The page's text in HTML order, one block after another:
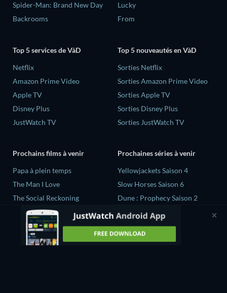
Spider-Man: Brand New Day
Backrooms
Lucky
From
Top 5 services de VàD
Netflix
Amazon Prime Video
Apple TV
Disney Plus
JustWatch TV
Top 5 nouveautés en VàD
Sorties Netflix
Sorties Amazon Prime Video
Sorties Apple TV
Sorties Disney Plus
Sorties JustWatch TV
Prochains films à venir
‎Papa à plein temps
The Man I Love
The Social Reckoning
La Conscience politique
Quand la vie recommence...
Prochaines séries à venir
Yellowjackets Saison 4
Slow Horses Saison 6
Dune : Prophecy Saison 2
The Gentlemen Saison 2
Love Is Blind: UK Saison 3